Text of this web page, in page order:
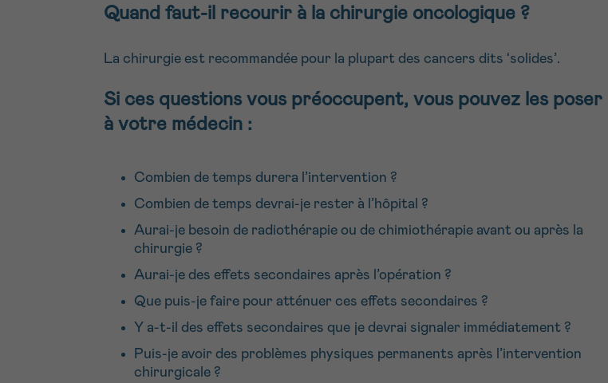
Quand faut-il recourir à la chirurgie oncologique ?
La chirurgie est recommandée pour la plupart des cancers dits ‘solides’.
Si ces questions vous préoccupent, vous pouvez les poser
à votre médecin :
Combien de temps durera l’intervention ?
Combien de temps devrai-je rester à l’hôpital ?
Aurai-je besoin de radiothérapie ou de chimiothérapie avant ou après la
chirurgie ?
Aurai-je des effets secondaires après l’opération ?
Que puis-je faire pour atténuer ces effets secondaires ?
Y a-t-il des effets secondaires que je devrai signaler immédiatement ?
Puis-je avoir des problèmes physiques permanents après l’intervention
chirurgicale ?